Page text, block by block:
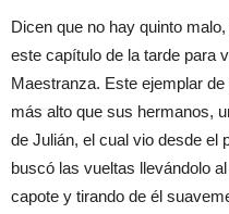
Dicen que no hay quinto
este capítulo de la tarde para
Maestranza. Este ejemplar
más alto que sus hermanos,
de Julián, el cual vio desde el
buscó las vueltas llevándolo
capote y tirando de él